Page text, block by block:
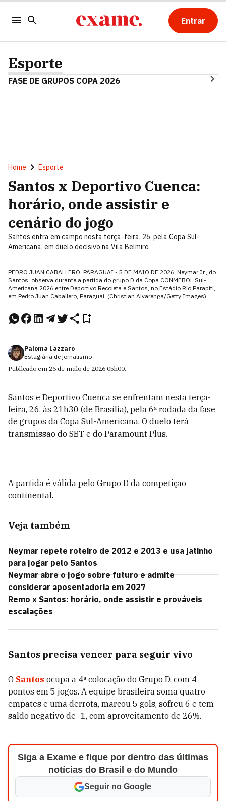
Entrar
Esporte
FASE DE GRUPOS COPA 2026
Home Esporte
Santos x Deportivo Cuenca:
horário, onde assistir e
cenário do jogo
Santos entra em campo nesta terça-feira, 26, pela Copa Sul-
Americana, em duelo decisivo na Vila Belmiro
PEDRO JUAN CABALLERO, PARAGUAI - 5 DE MAIO DE 2026: Neymar Jr., do
Santos, observa durante a partida do grupo D da Copa CONMEBOL Sul-
Americana 2026 entre Deportivo Recoleta e Santos, no Estádio Río Parapití,
em Pedro Juan Caballero, Paraguai. (Christian Alvarenga/Getty Images)
Paloma Lazzaro
Estagiária de jornalismo
Publicado em 26 de maio de 2026 05h00.
Santos e Deportivo Cuenca se enfrentam nesta terça-
feira, 26, às 21h30 (de Brasília), pela 6ª rodada da fase
de grupos da Copa Sul-Americana. O duelo terá
transmissão do SBT e do Paramount Plus.
A partida é válida pelo Grupo D da competição
continental.
Veja também
Neymar repete roteiro de 2012 e 2013 e usa jatinho
para jogar pelo Santos
Neymar abre o jogo sobre futuro e admite
considerar aposentadoria em 2027
Remo x Santos: horário, onde assistir e prováveis
escalações
Santos precisa vencer para seguir vivo
O Santos ocupa a 4ª colocação do Grupo D, com 4
pontos em 5 jogos. A equipe brasileira soma quatro
empates e uma derrota, marcou 5 gols, sofreu 6 e tem
saldo negativo de -1, com aproveitamento de 26%.
Siga a Exame e fique por dentro das últimas
notícias do Brasil e do Mundo
Seguir no Google